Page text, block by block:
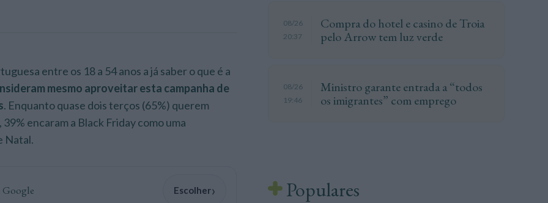
entre os 18 a 54 anos a já saber o que é a
mesmo aproveitar esta campanha de
. Enquanto quase dois terços (65%) querem
encaram a Black Friday como uma
Natal.
Google Escolher›
08/26
20:37
Compra do hotel e casino de Troia
pelo Arrow tem luz verde
08/26
19:46
Ministro garante entrada a “todos
os imigrantes” com emprego
Populares